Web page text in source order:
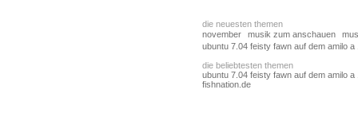
die neuesten themen
november
musik zum anschauen
ubuntu 7.04 feisty fawn auf dem amilo a
die beliebtesten themen
ubuntu 7.04 feisty fawn auf dem amilo a
fishnation.de